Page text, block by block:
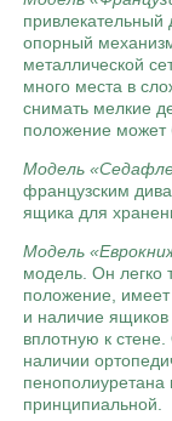
привлекательный
опорный
металлической
много места в
снимать мелкие
положение может
Модель
французским
ящика для
Модель
модель. Он легко
положение,
и наличие
вплотную к
наличии
пенополиуретана
принципиальной.